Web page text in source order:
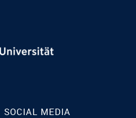
SOCIAL MEDIA